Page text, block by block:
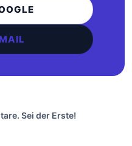
Sei der Erste!